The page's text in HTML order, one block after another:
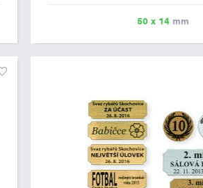
pro výrobu štítku je možné přiložit v
50 x 14mm